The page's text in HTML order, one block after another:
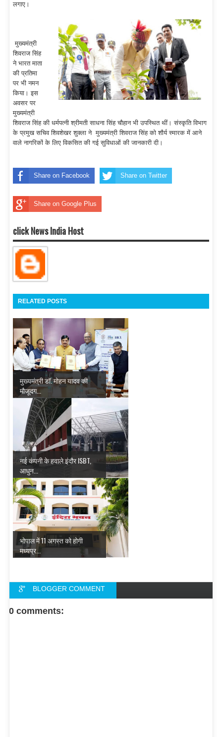
लगाए।
मुख्यमंत्री
शिवराज सिंह
ने भारत माता
की प्रतिमा
पर भी नमन
किया। इस
अवसर पर
मुख्यमंत्री
शिवराज सिंह की धर्मपत्नी श्रीमती साधना सिंह चौहान भी उपस्थित थीं। संस्कृति विभाग
के प्रमुख सचिव शिवशेखर शुक्ला ने मुख्यमंत्री शिवराज सिंह को शौर्य स्मारक में आने
वाले नागरिकों के लिए विकसित की गई सुविधाओं की जानकारी दी।
Share on Facebook Share on Twitter
Share on Google Plus
click News India Host
RELATED POSTS
मुख्यमंत्री डॉ. मोहन यादव की
मौजूदग...
नई कंपनी के हवाले इंदौर ISBT,
आधुन...
भोपाल में 11 अगस्त को होगी
मध्यप्र...
BLOGGER COMMENT
FACEBOOK COMMENT
0 comments: